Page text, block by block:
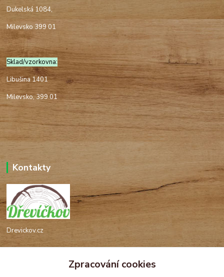
Dukelská 1084,
Milevsko 399 01
Sklad/vzorkovna:
Libušina 1401
Milevsko, 399 01
Kontakty
Drevickov.cz
+420 732 488 676Zpracování cookies